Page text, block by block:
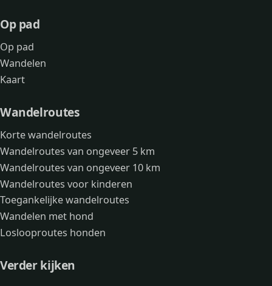
Op pad
Op pad
Wandelen
Kaart
Wandelroutes
Korte wandelroutes
Wandelroutes van ongeveer 5 km
Wandelroutes van ongeveer 10 km
Wandelroutes voor kinderen
Toegankelijke wandelroutes
Wandelen met hond
Loslooproutes honden
Verder kijken